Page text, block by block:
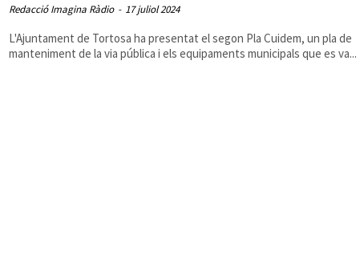
Redacció Imagina Ràdio - 17 juliol 2024
L'Ajuntament de Tortosa ha presentat el segon Pla Cuidem, un pla de
manteniment de la via pública i els equipaments municipals que es va...